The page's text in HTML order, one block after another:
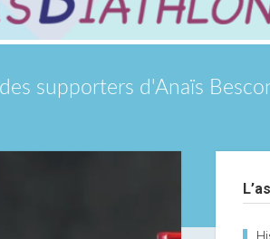
supporters d'Anaïs